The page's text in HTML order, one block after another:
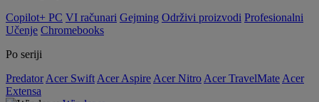
Copilot+ PC VI računari Gejming Održivi proizvodi Profesionalni
Učenje Chromebooks
Po seriji
Predator Acer Swift Acer Aspire Acer Nitro Acer TravelMate Acer
Extensa